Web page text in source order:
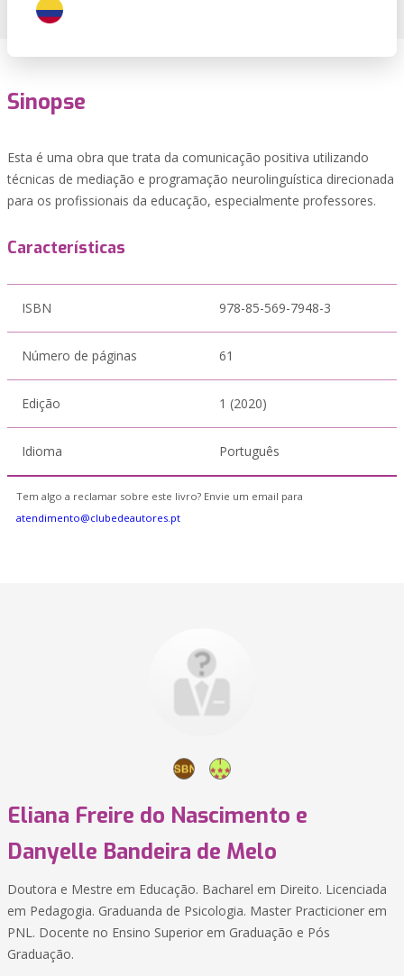
Sinopse
Esta é uma obra que trata da comunicação positiva utilizando
técnicas de mediação e programação neurolinguística direcionada
para os profissionais da educação, especialmente professores.
Características
ISBN 978-85-569-7948-3
Número de páginas 61
Edição 1 (2020)
Idioma Português
Tem algo a reclamar sobre este livro? Envie um email para
atendimento@clubedeautores.pt
Eliana Freire do Nascimento e
Danyelle Bandeira de Melo
Doutora e Mestre em Educação. Bacharel em Direito. Licenciada
em Pedagogia. Graduanda de Psicologia. Master Practicioner em
PNL. Docente no Ensino Superior em Graduação e Pós
Graduação.